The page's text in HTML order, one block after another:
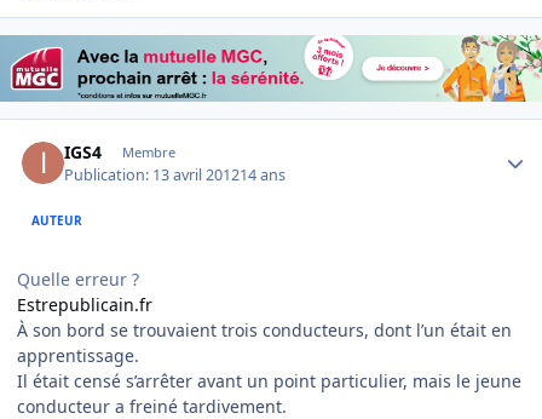
IGS4 Membre
Publication: 13 avril 201214 ans
AUTEUR
Quelle erreur ?
Estrepublicain.fr
À son bord se trouvaient trois conducteurs, dont l’un était en
apprentissage.
Il était censé s’arrêter avant un point particulier, mais le jeune
conducteur a freiné tardivement.